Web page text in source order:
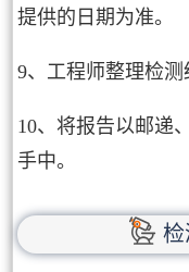
提供的日期为准。
9、工程师整理检测
10、将报告以邮递
手中。
检